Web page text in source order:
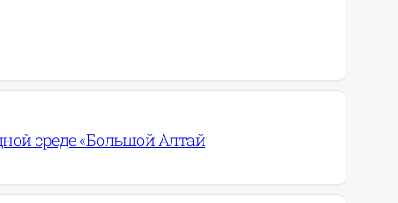
среде «Большой Алтай